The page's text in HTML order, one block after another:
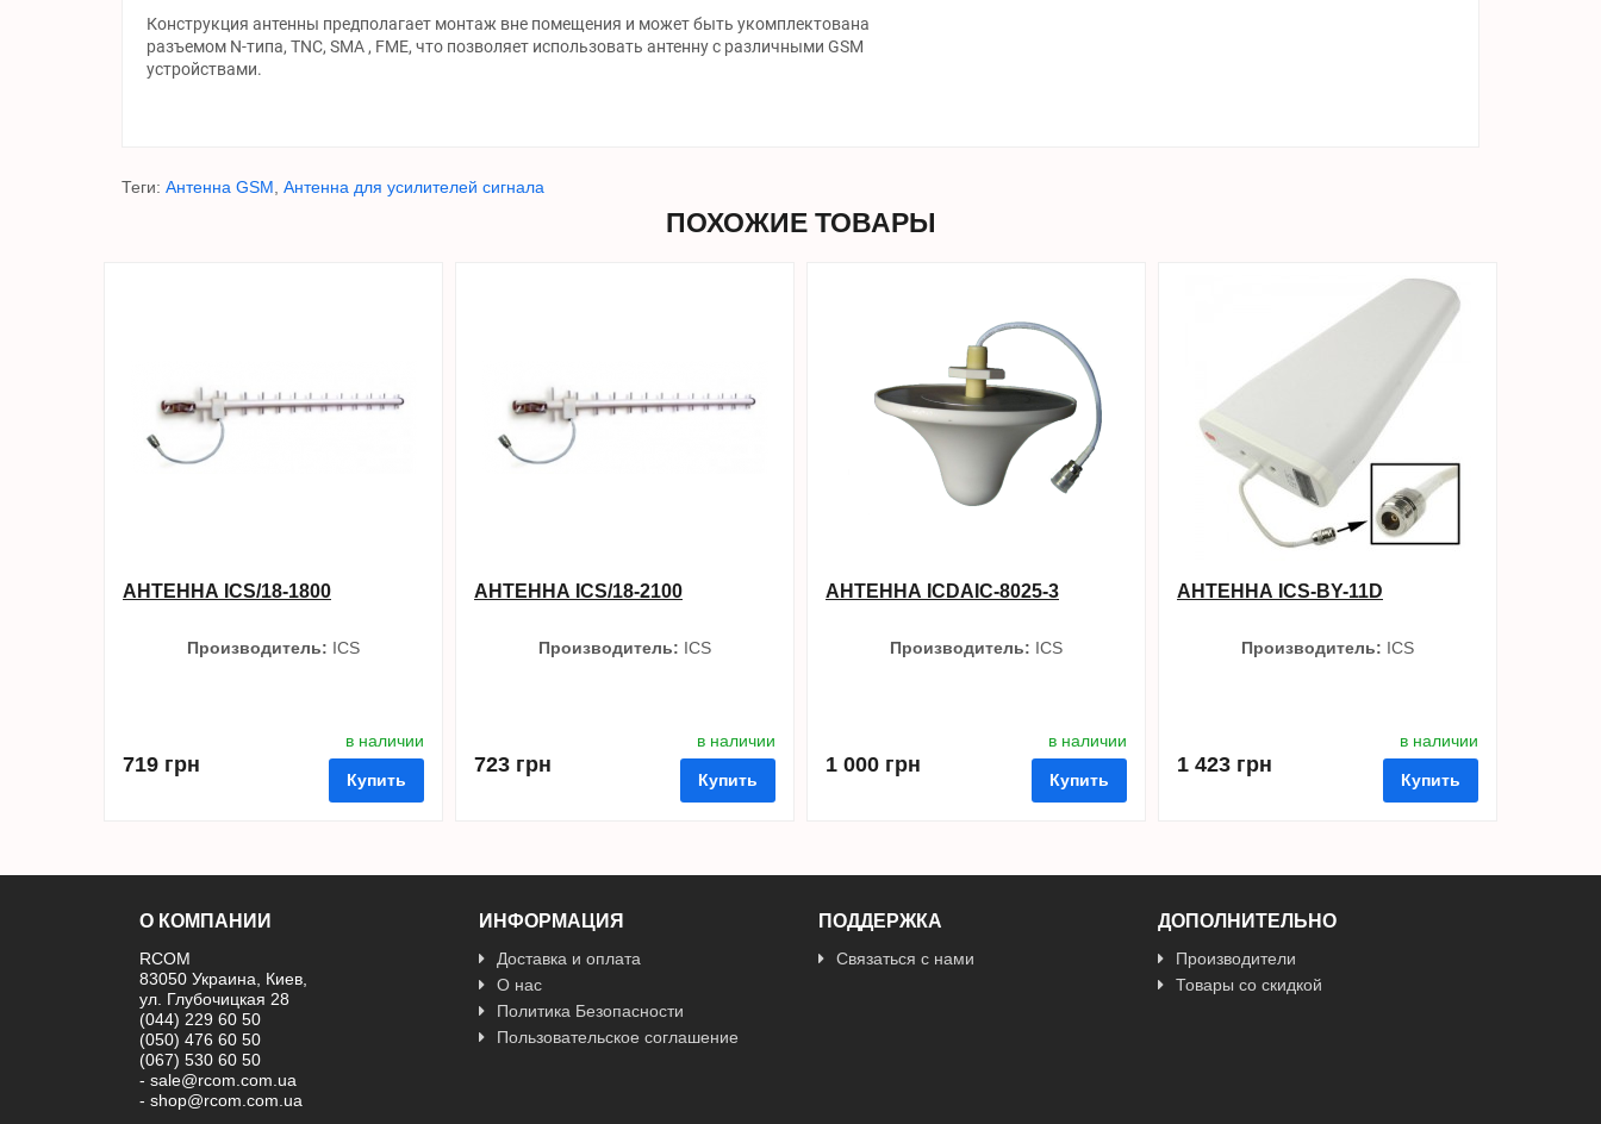
Конструкция антенны предполагает монтаж вне помещения и может быть укомплектована
разъемом N-типа, TNC, SMA , FME, что позволяет использовать антенну с различными GSM
устройствами.
Теги: Антенна GSM Антенна для усилителей сигнала
ПОХОЖИЕ ТОВАРЫ
АНТЕННА ICS/18-1800
Производитель: ICS
719 грн
в наличии
Купить
в избранные сравнить
АНТЕННА ICS/18-2100
Производитель: ICS
723 грн
в наличии
Купить
в избранные
АНТЕННА ICDAIC-8025-3
Производитель: ICS
1 000 грн
в наличии
Купить
АНТЕННА ICS-BY-11D
Производитель: ICS
1 423 грн
в наличии
Купить
в избранные
О КОМПАНИИ
RCOM
83050 Украина, Киев,
ул. Глубочицкая 28
(044) 229 60 50
(050) 476 60 50
(067) 530 60 50
- sale@rcom.com.ua
- shop@rcom.com.ua
ИНФОРМАЦИЯ
Доставка и оплата
О нас
Политика Безопасности
Пользовательское соглашение
ПОДДЕРЖКА
Связаться с нами
ДОПОЛНИТЕЛЬНО
Производители
Товары со скидкой